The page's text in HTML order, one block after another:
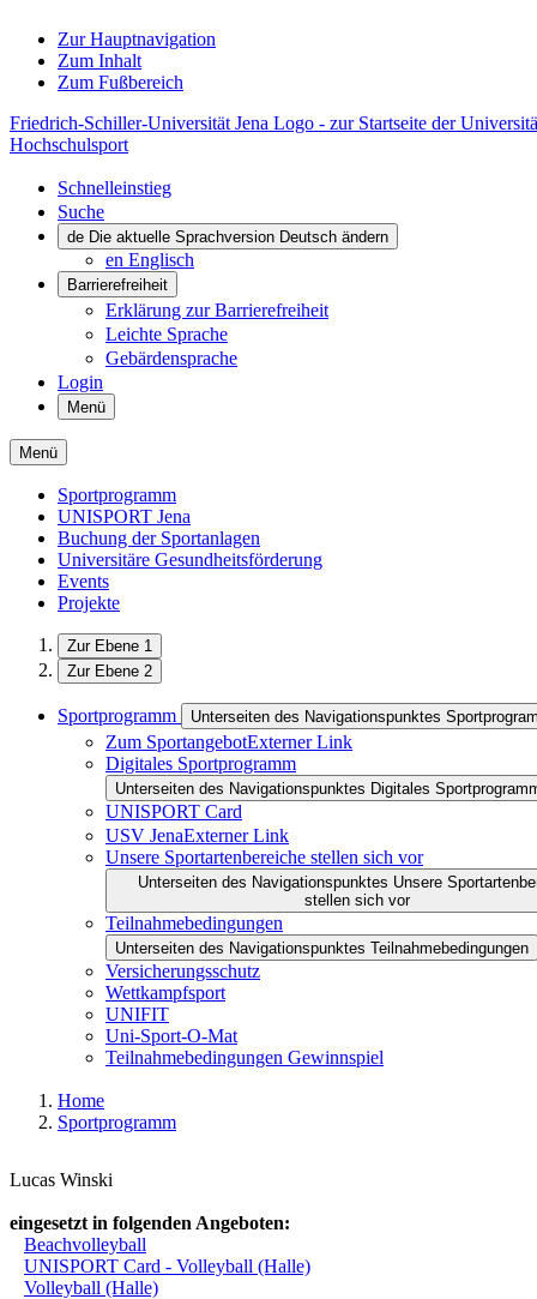
Zur Hauptnavigation
Zum Inhalt
Zum Fußbereich
Friedrich-Schiller-Universität Jena Logo - zur Startseite der
Hochschulsport
Schnelleinstieg
Suche
de Die aktuelle Sprachversion Deutsch ändern
en Englisch
Barrierefreiheit
Erklärung zur Barrierefreiheit
Leichte Sprache
Gebärdensprache
Login
Menü
Menü
Sportprogramm
UNISPORT Jena
Buchung der Sportanlagen
Universitäre Gesundheitsförderung
Events
Projekte
Zur Ebene 1
Zur Ebene 2
Sportprogramm Unterseiten des Navigationspunktes
Zum SportangebotExterner Link
Digitales Sportprogramm
Unterseiten des Navigationspunktes Digitales
UNISPORT Card
USV JenaExterner Link
Unsere Sportartenbereiche stellen sich vor
Unterseiten des Navigationspunktes Unsere
stellen sich vor
Teilnahmebedingungen
Unterseiten des Navigationspunktes Teilnahmebedingungen
Versicherungsschutz
Wettkampfsport
UNIFIT
Uni-Sport-O-Mat
Teilnahmebedingungen Gewinnspiel
Home
Sportprogramm
Lucas Winski
eingesetzt in folgenden Angeboten:
Beachvolleyball
UNISPORT Card - Volleyball (Halle)
Volleyball (Halle)